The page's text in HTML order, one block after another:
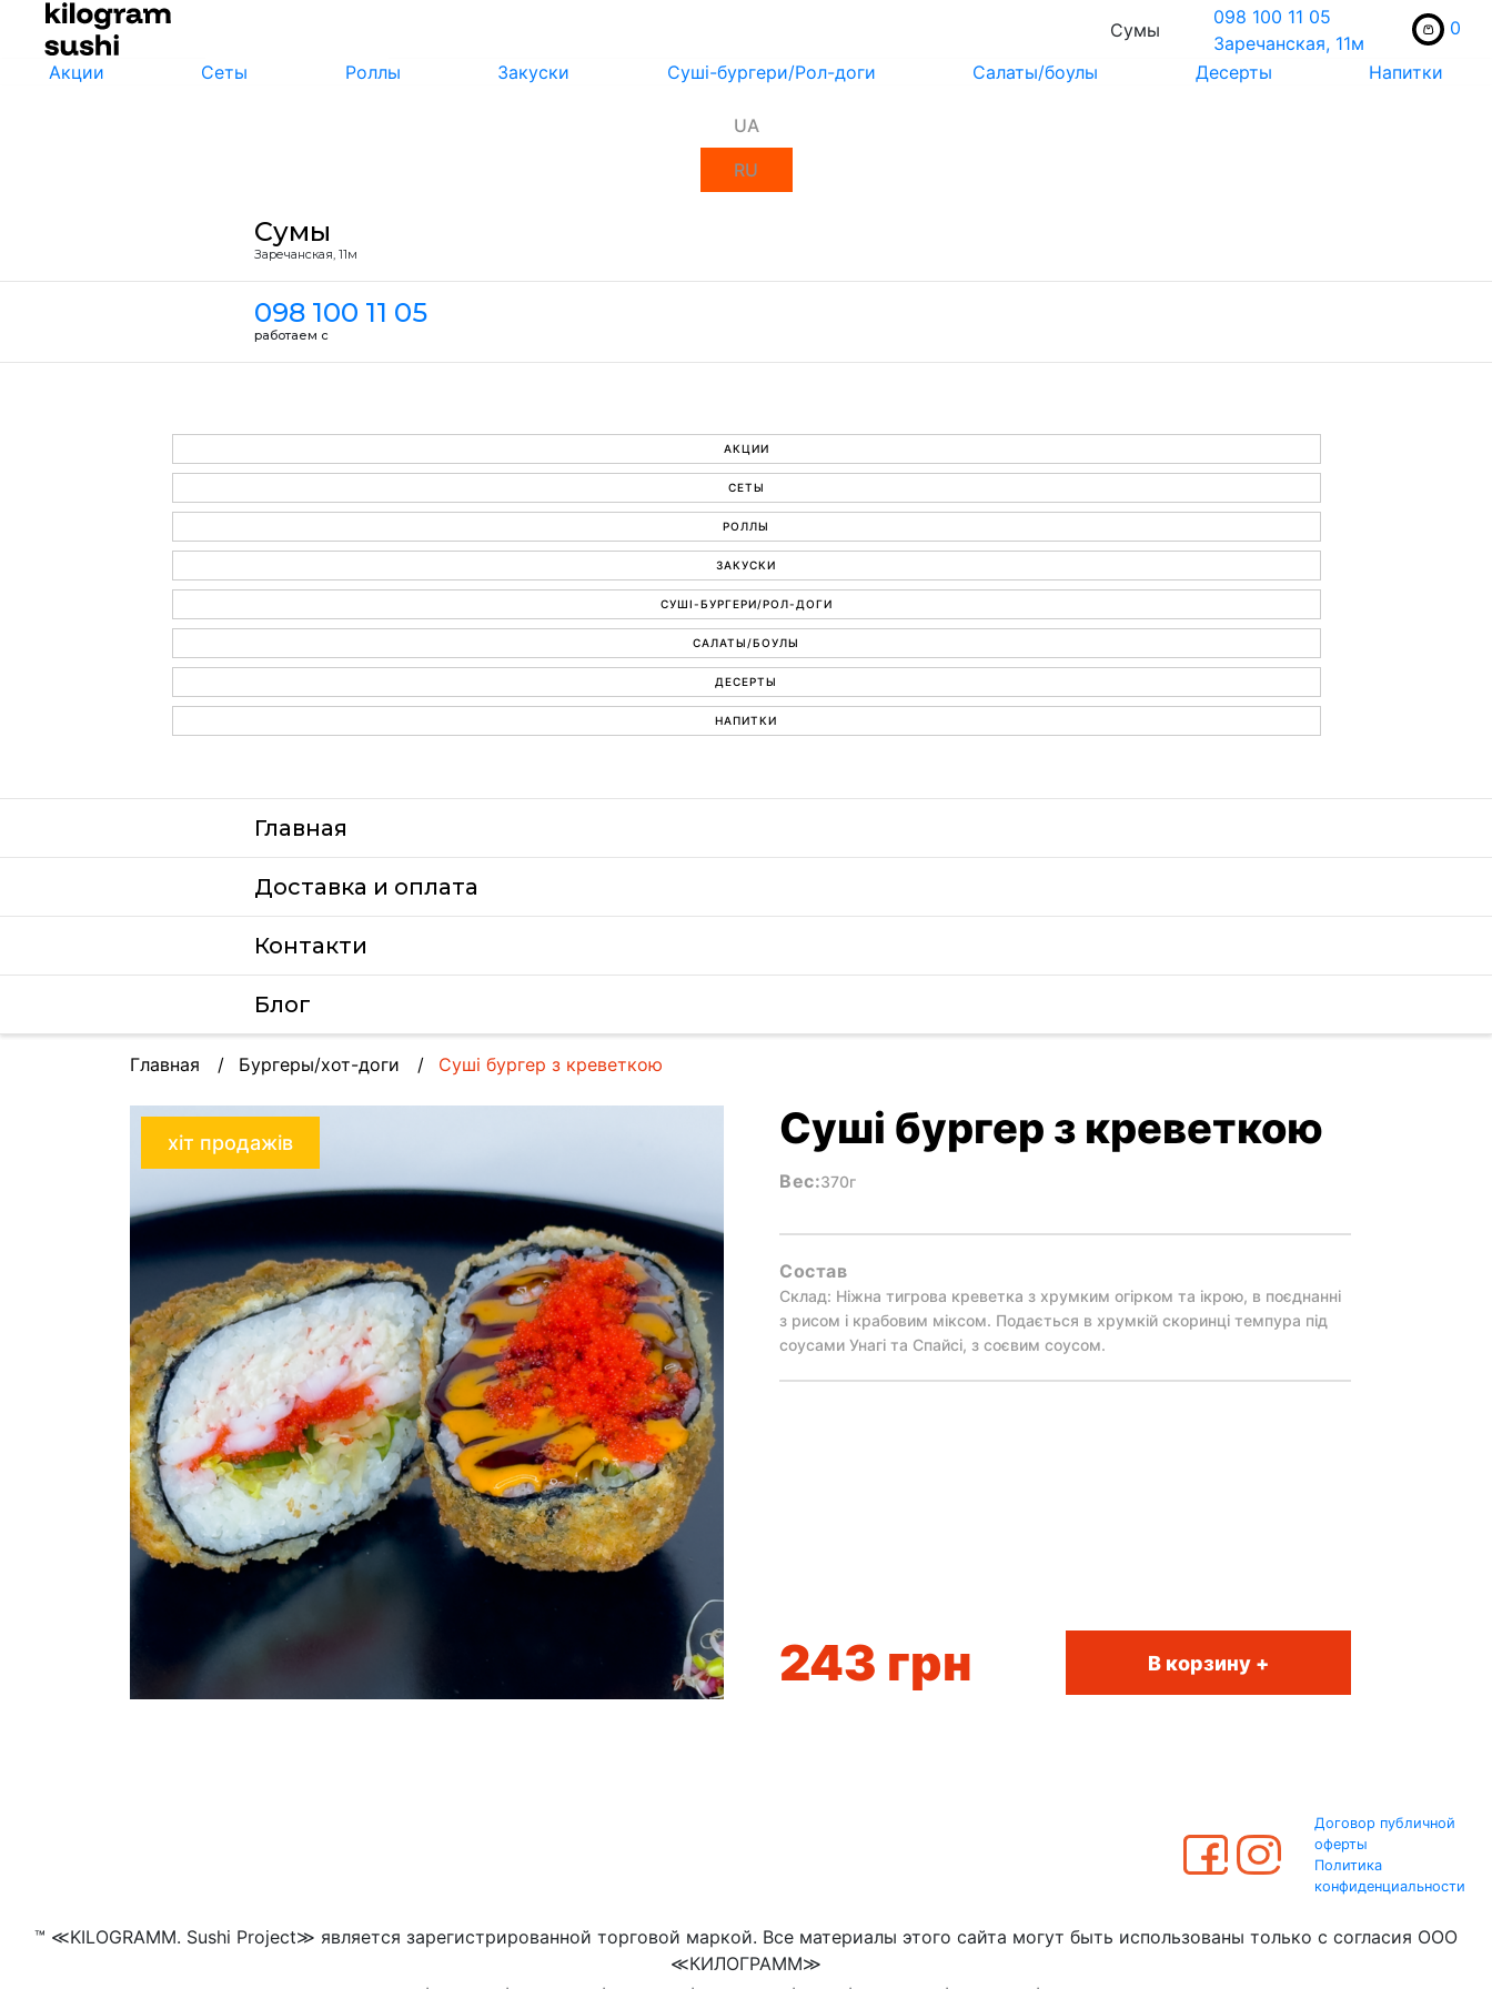
Сумы
098 100 11 05
Заречанская, 11м
0
Акции Сеты Роллы Закуски Суші-бургери/Рол-доги Салаты/боулы Десерты Напитки
UA
RU
Сумы
Заречанская, 11м
098 100 11 05
работаем с
АКЦИИ
СЕТЫ
РОЛЛЫ
ЗАКУСКИ
СУШІ-БУРГЕРИ/РОЛ-ДОГИ
САЛАТЫ/БОУЛЫ
ДЕСЕРТЫ
НАПИТКИ
Главная
Доставка и оплата
Контакти
Блог
Главная Бургеры/хот-доги Суші бургер з креветкою
хіт продажів Суші бургер з креветкою
Вес:370г
Состав
Склад: Ніжна тигрова креветка з хрумким огірком та ікрою, в поєднанні
з рисом і крабовим міксом. Подається в хрумкій скоринці темпура під
соусами Унагі та Спайсі, з соєвим соусом.
243 грн В корзину +
Договор публичной
оферты
Политика
конфиденциальности
™ ≪KILOGRAMM. Sushi Project≫ является зарегистрированной торговой маркой. Все материалы этого сайта могут быть использованы только с согласия ООО
≪КИЛОГРАММ≫